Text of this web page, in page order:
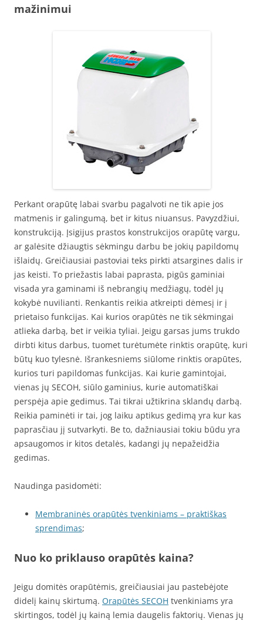
mažinimui
Perkant orapūtę labai svarbu pagalvoti ne tik apie jos
matmenis ir galingumą, bet ir kitus niuansus. Pavyzdžiui,
konstrukciją. Įsigijus prastos konstrukcijos orapūtę vargu,
ar galėsite džiaugtis sėkmingu darbu be jokių papildomų
išlaidų. Greičiausiai pastoviai teks pirkti atsargines dalis ir
jas keisti. To priežastis labai paprasta, pigūs gaminiai
visada yra gaminami iš nebrangių medžiagų, todėl jų
kokybė nuvilianti. Renkantis reikia atkreipti dėmesį ir į
prietaiso funkcijas. Kai kurios orapūtės ne tik sėkmingai
atlieka darbą, bet ir veikia tyliai. Jeigu garsas jums trukdo
dirbti kitus darbus, tuomet turėtumėte rinktis orapūtę, kuri
būtų kuo tylesnė. Išrankesniems siūlome rinktis orapūtes,
kurios turi papildomas funkcijas. Kai kurie gamintojai,
vienas jų SECOH, siūlo gaminius, kurie automatiškai
perspėja apie gedimus. Tai tikrai užtikrina sklandų darbą.
Reikia paminėti ir tai, jog laiku aptikus gedimą yra kur kas
paprasčiau jį sutvarkyti. Be to, dažniausiai tokiu būdu yra
apsaugomos ir kitos detalės, kadangi jų nepažeidžia
gedimas.
Naudinga pasidomėti:
Membraninės orapūtės tvenkiniams – praktiškas
sprendimas;
Nuo ko priklauso orapūtės kaina?
Jeigu domitės orapūtėmis, greičiausiai jau pastebėjote
didelį kainų skirtumą. Orapūtės SECOH tvenkiniams yra
skirtingos, todėl jų kainą lemia daugelis faktorių. Vienas jų